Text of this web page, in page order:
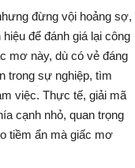
đừng vội hoảng sợ,
để đánh giá lại công
mơ này, dù có vẻ đáng
trong sự nghiệp, tìm
việc. Thực tế, giải mã
cạnh nhỏ, quan trọng
tiềm ẩn mà giấc mơ